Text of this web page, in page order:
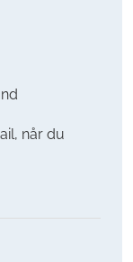
når du